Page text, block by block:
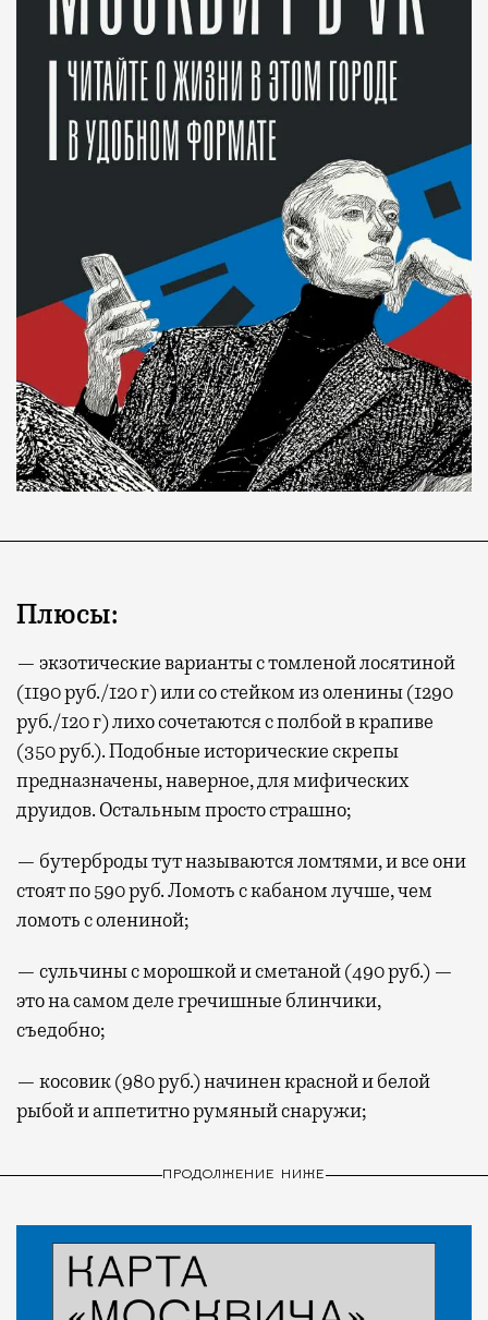
Плюсы:
— экзотические варианты с томленой лосятиной
(1190 руб./120 г) или со стейком из оленины (1290
руб./120 г) лихо сочетаются с полбой в крапиве
(350 руб.). Подобные исторические скрепы
предназначены, наверное, для мифических
друидов. Остальным просто страшно;
— бутерброды тут называются ломтями, и все они
стоят по 590 руб. Ломоть с кабаном лучше, чем
ломоть с олениной;
— сульчины с морошкой и сметаной (490 руб.) —
это на самом деле гречишные блинчики,
съедобно;
— косовик (980 руб.) начинен красной и белой
рыбой и аппетитно румяный снаружи;
ПРОДОЛЖЕНИЕ НИЖЕ